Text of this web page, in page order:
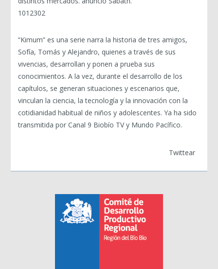
1012302
“Kimum” es una serie narra la historia de tres amigos,
Sofía, Tomás y Alejandro, quienes a través de sus
vivencias, desarrollan y ponen a prueba sus
conocimientos. A la vez, durante el desarrollo de los
capítulos, se generan situaciones y escenarios que,
vinculan la ciencia, la tecnología y la innovación con la
cotidianidad habitual de niños y adolescentes. Ya ha sido
transmitida por Canal 9 Biobío TV y Mundo Pacífico.
Twittear